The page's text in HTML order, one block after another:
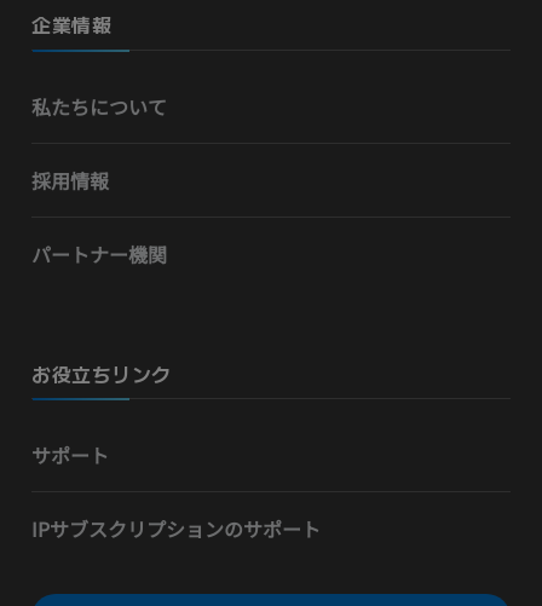
企業情報
私たちについて
採用情報
パートナー機関
お役立ちリンク
サポート
IPサブスクリプションのサポート